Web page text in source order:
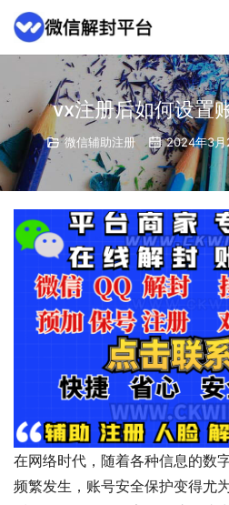
vx注册后如何设置
微信辅助注册 2024年3月
在网络时代，随着各种信息的数
频繁发生，账号安全保护变得尤